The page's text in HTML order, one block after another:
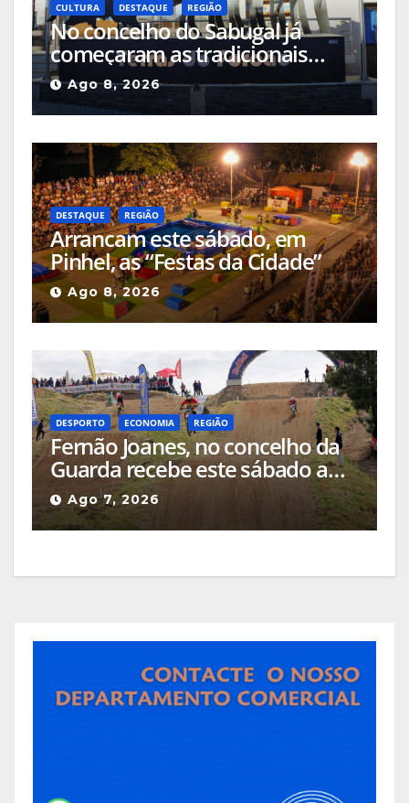
CULTURA DESTAQUE REGIÃO
No concelho do Sabugal já
começaram as tradicionais
capeias que prometem animar
o mês
Ago 8, 2026
DESTAQUE REGIÃO
Arrancam este sábado, em
Pinhel, as “Festas da Cidade”
Ago 8, 2026
DESPORTO ECONOMIA REGIÃO
Fernão Joanes, no concelho da
Guarda recebe este sábado a
Etapa do Campeonato Nacional
de Supercross
Ago 7, 2026